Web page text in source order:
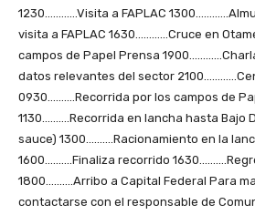
1230…………Visita a FAPLAC
visita a FAPLAC 1630…………Cruce en
campos de Papel Prensa
datos relevantes del sector
0930……….Recorrida por los campos de
1130……….Recorrida en lancha hasta Bajo
sauce) 1300……….Racionamiento en la
1600……….Finaliza recorrido
1800……….Arribo a Capital Federal Para
contactarse con el responsable de